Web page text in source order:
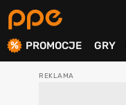
PROMOCJE GRY